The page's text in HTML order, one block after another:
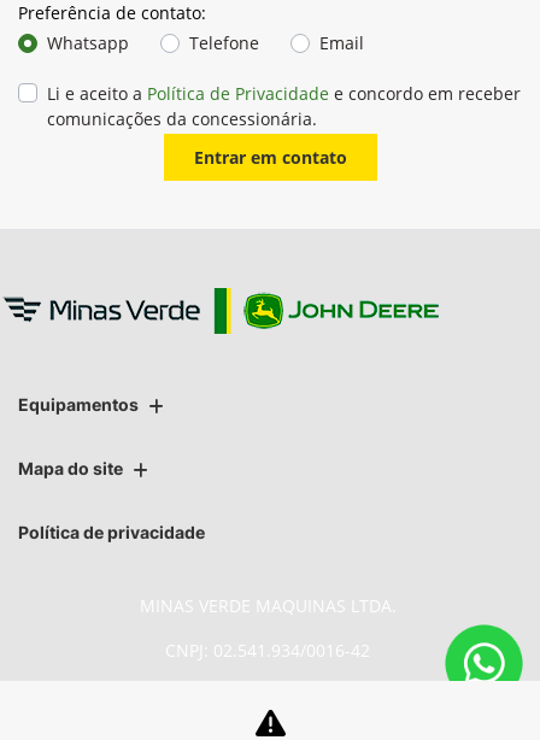
Preferência de contato:
Whatsapp
Telefone Email
Li e aceito a Política de Privacidade e concordo em receber
comunicações da concessionária.
Entrar em contato
Equipamentos
Mapa do site
Política de privacidade
MINAS VERDE MAQUINAS LTDA.
CNPJ: 02.541.934/0016-42